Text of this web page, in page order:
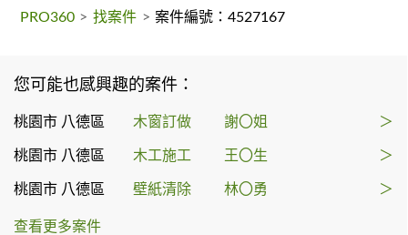
PRO360 > 找案件 > 案件編號：4527167
您可能也感興趣的案件：
桃園市 八德區 木窗訂做 謝〇姐 ＞
桃園市 八德區 木工施工 王〇生 ＞
桃園市 八德區 壁紙清除 林〇勇 ＞
查看更多案件